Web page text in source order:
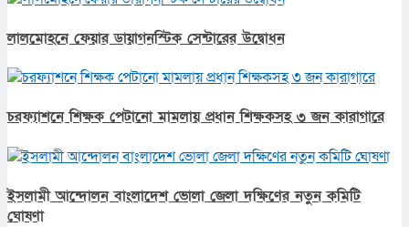
লালমোহনে ফেয়ার ডায়াগনস্টিক সেন্টারের উদ্বোধন
চরফ্যাশনে শিক্ষক পেটানো মামলায় প্রধান শিক্ষকসহ ৩ জন কারাগারে
ইসলামী আন্দোলন বাংলাদেশ ভোলা জেলা দক্ষিণের নতুন কমিটি
ঘোষণা